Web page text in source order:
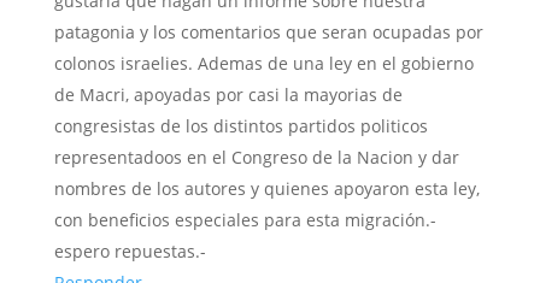
patagonia y los comentarios que seran ocupadas por
colonos israelies. Ademas de una ley en el gobierno
de Macri, apoyadas por casi la mayorias de
congresistas de los distintos partidos politicos
representadoos en el Congreso de la Nacion y dar
nombres de los autores y quienes apoyaron esta ley,
con beneficios especiales para esta migración.-
espero repuestas.-